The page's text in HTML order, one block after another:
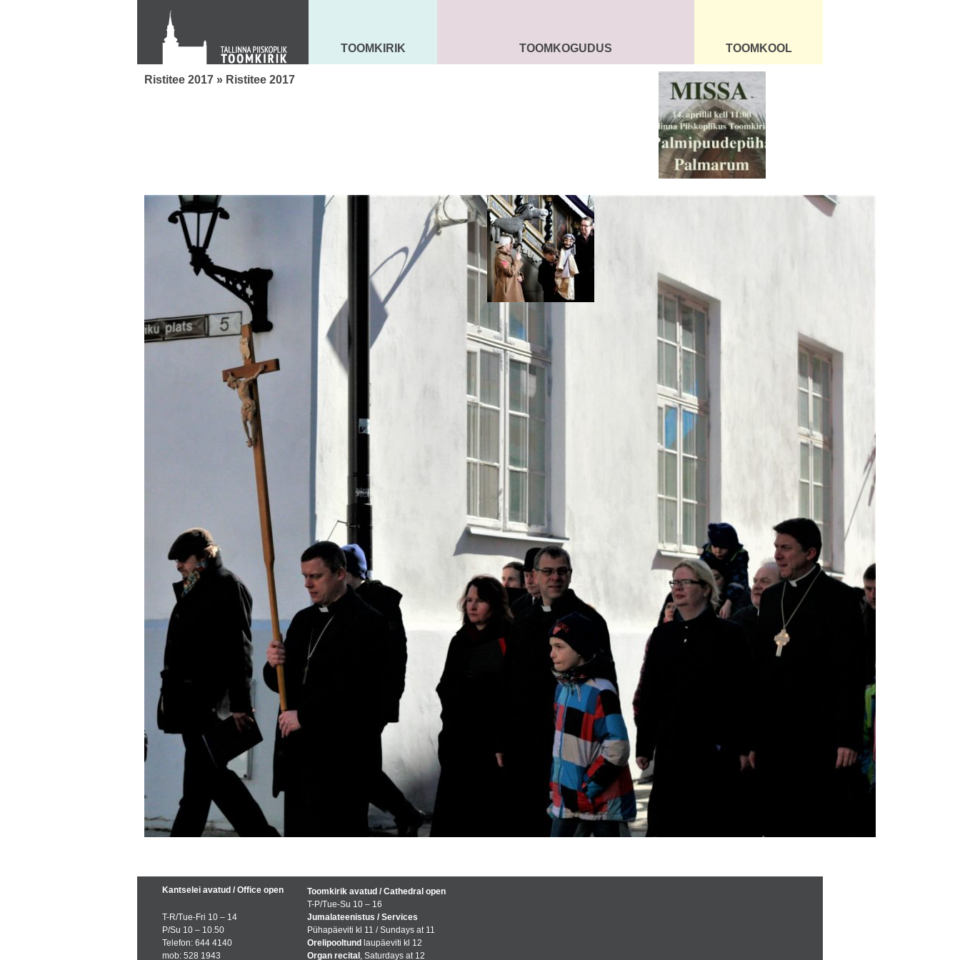
KONTAKT
Toom-Kooli 6, 10130 TALLINN
tallinna.toom@eelk.ee
MAARJA KIRIK
TOOMKIRIK SEENIORID KOGUDUS
TOOMKOGUDUS ÜLDINFO
TOOMKOOL
Ristitee 2017 » Ristitee 2017
Kantselei avatud / Office open
T-R/Tue-Fri 10 – 14
P/Su 10 – 10.50
Telefon: 644 4140
mob: 528 1943
Toomkirik avatud / Cathedral open
T-P/Tue-Su 10 – 16
Jumalateenistus / Services
Pühapäeviti kl 11 / Sundays at 11
Orelipooltund laupäeviti kl 12
Organ recital , Saturdays at 12